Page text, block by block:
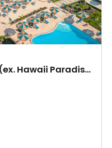
Rewaya Inn Resort (ex. Hawaii Paradise Aqua Park Resort)